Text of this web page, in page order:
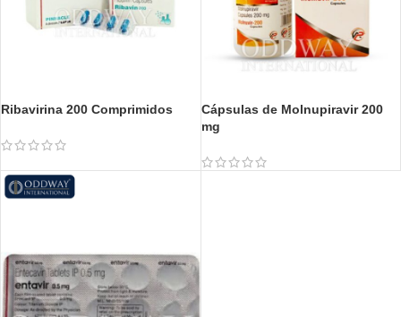
Ribavirina 200 Comprimidos
Cápsulas de Molnupiravir 200
mg